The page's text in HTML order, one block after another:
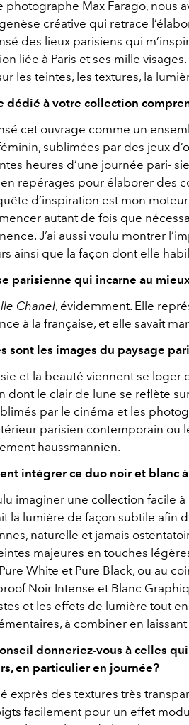
photographe Max Farago, nous
créative qui retrace
des lieux parisiens qui
liée à Paris et ses mille
les teintes, les textures, la
dédié à votre collection
cet ouvrage comme un
sublimées par des jeux
heures d’une journée pari-
repérages pour élaborer des
d’inspiration est mon
autant de fois que
J’ai aussi voulu montrer
ainsi que la façon dont elle
parisienne qui incarne au
Chanel, évidemment. Elle
à la française, et elle savait
sont les images du paysage
et la beauté viennent se
dont le clair de lune se reflète
par le cinéma et les
parisien contemporain ou
haussmannien.
intégrer ce duo noir et blanc
imaginer une collection facile
la lumière de façon subtile afin
naturelle et jamais
majeures en touches
White et Pure Black, ou au
Noir Intense et Blanc
et les effets de lumière tout
à combiner en
donneriez-vous à celles
en particulier en journée?
exprès des textures très
facilement pour un effet